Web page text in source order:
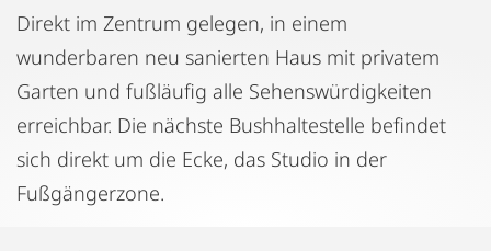
Direkt im Zentrum gelegen, in einem
wunderbaren neu sanierten Haus mit privatem
Garten und fußläufig alle Sehenswürdigkeiten
erreichbar. Die nächste Bushhaltestelle befindet
sich direkt um die Ecke, das Studio in der
Fußgängerzone.